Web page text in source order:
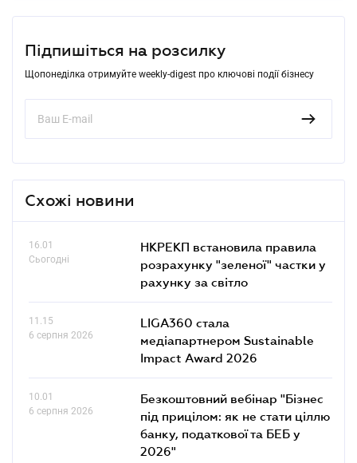
Підпишіться на розсилку
Щопонеділка отримуйте weekly-digest про ключові події бізнесу
Схожі новини
16.01
Сьогодні
НКРЕКП встановила правила
розрахунку "зеленої" частки у
рахунку за світло
11.15
6 серпня 2026
LIGA360 стала
медіапартнером Sustainable
Impact Award 2026
10.01
6 серпня 2026
Безкоштовний вебінар "Бізнес
під прицілом: як не стати ціллю
банку, податкової та БЕБ у
2026"